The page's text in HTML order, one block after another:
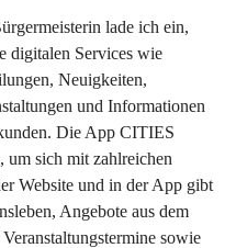
lade ich ein,
digitalen Services wie
Neuigkeiten,
und Informationen
Die App CITIES
um sich mit zahlreichen
Website und in der App gibt
Angebote aus dem
sowie